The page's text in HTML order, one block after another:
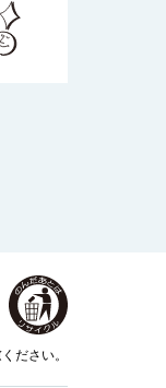
ださい。